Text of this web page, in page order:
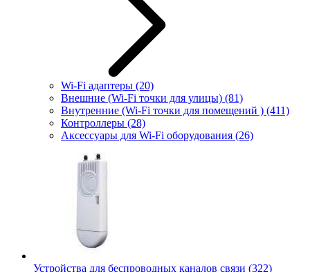
Wi-Fi адаптеры (20)
Внешние (Wi-Fi точки для улицы) (81)
Внутренние (Wi-Fi точки для помещений ) (411)
Контроллеры (28)
Аксессуары для Wi-Fi оборудования (26)
Устройства для беспроводных каналов связи (322)